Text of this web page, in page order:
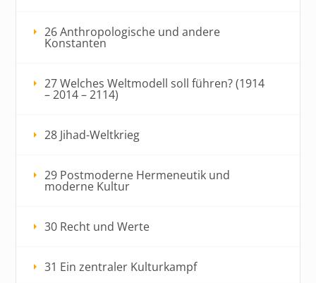
26 Anthropologische und andere
Konstanten
27 Welches Weltmodell soll führen? (1914
– 2014 – 2114)
28 Jihad-Weltkrieg
29 Postmoderne Hermeneutik und
moderne Kultur
30 Recht und Werte
31 Ein zentraler Kulturkampf